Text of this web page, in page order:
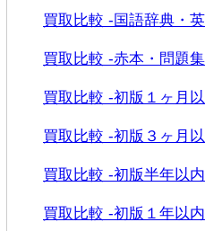
高価買取
ポイント受取
買取比較 -国語辞典・
買取比較 -赤本・問題
買取比較 -初版１ヶ月
買取比較 -初版３ヶ月
買取比較 -初版半年以
買取比較 -初版１年以